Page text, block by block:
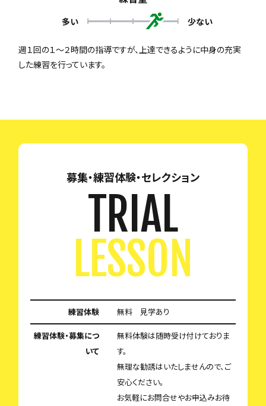
多い 少ない
週１回の１～２時間の指導ですが、上達できるように中身の充実
した練習を行っています。
募集・練習体験・セレクション
TRIAL
LESSON
練習体験 無料 見学あり
練習体験・募集につ
いて
無料体験は随時受け付けておりま
す。
無理な勧誘はいたしませんので、ご
安心ください。
お気軽にお問合せやお申込みお待